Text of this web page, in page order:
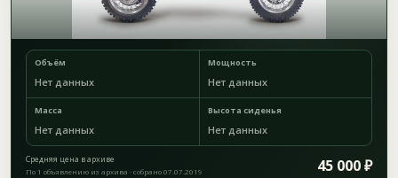
Объём
Нет данных
Мощность
Нет данных
Масса
Нет данных
Высота сиденья
Нет данных
Средняя цена в архиве 45 000 ₽
По 1 объявлению из архива · собрано 07.07.2019